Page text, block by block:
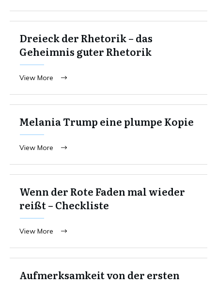
Dreieck der Rhetorik – das
Geheimnis guter Rhetorik
View More
Melania Trump eine plumpe Kopie
View More
Wenn der Rote Faden mal wieder
reißt – Checkliste
View More
Aufmerksamkeit von der ersten